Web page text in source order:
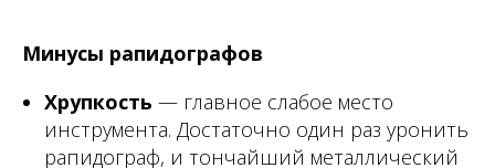
Минусы рапидографов
Хрупкость — главное слабое место
инструмента. Достаточно один раз уронить
рапидограф, и тончайший металлический